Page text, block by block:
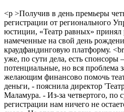
<p >Получив в день премьеры
регистрации от регионального
юстиции, «Театр равных» принял
намеченные на свой день
краудфандинговую платформу.
уже, по сути дела, есть спонсоры
потенциальные, но вся проблема
желающим финансово помочь
деньги, - пояснила директор
Маламура. - Из-за четвертого, по
регистрации нам ничего не